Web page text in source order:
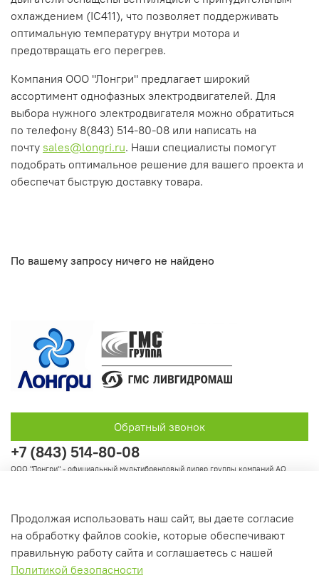
охлаждением (IC411), что позволяет поддерживать
оптимальную температуру внутри мотора и
предотвращать его перегрев.
Компания ООО "Лонгри" предлагает широкий
ассортимент однофазных электродвигателей. Для
выбора нужного электродвигателя можно обратиться
по телефону 8(843) 514-80-08 или написать на
почту sales@longri.ru. Наши специалисты помогут
подобрать оптимальное решение для вашего проекта и
обеспечат быструю доставку товара.
По вашему запросу ничего не найдено
Информация
+7 (843) 514-80-08
ООО "Лонгри" - официальный мультибрендовый дилер группы компаний АО
Обратный звонок
Продолжая использовать наш сайт, вы даете согласие
на обработку файлов cookie, которые обеспечивают
правильную работу сайта и соглашаетесь с нашей
Политикой безопасности